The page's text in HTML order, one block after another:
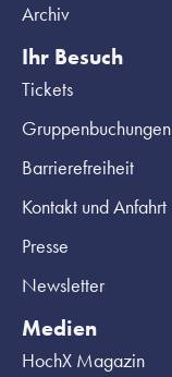
Archiv
Ihr Besuch
Tickets
Gruppenbuchungen
Barrierefreiheit
Kontakt und Anfahrt
Presse
Newsletter
Medien
HochX Magazin